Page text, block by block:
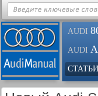
AUDI
AUDI
СТАТЬИ